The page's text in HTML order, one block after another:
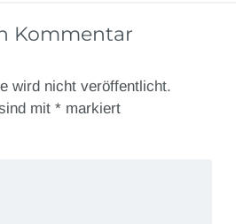
Kommentar
wird nicht veröffentlicht.
mit *markiert